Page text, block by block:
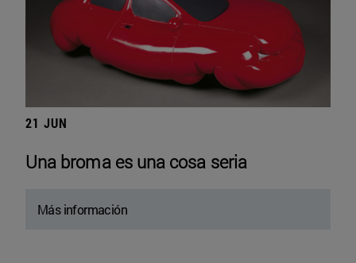
21 JUN
Una broma es una cosa seria
Más información